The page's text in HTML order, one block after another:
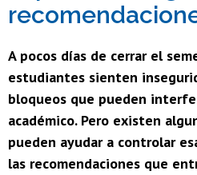
A pocos días de cerrar el
estudiantes sienten
bloqueos que pueden
académico. Pero existen
pueden ayudar a controlar
las recomendaciones que